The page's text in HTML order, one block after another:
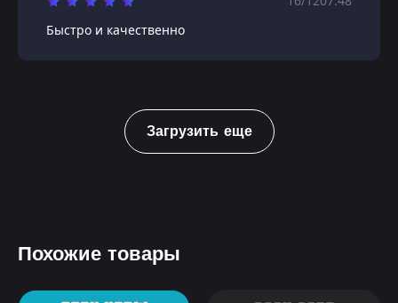
Быстро и качественно
Загрузить еще
Похожие товары